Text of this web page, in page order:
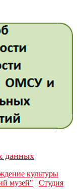
данных
культуры
музей" | Студия